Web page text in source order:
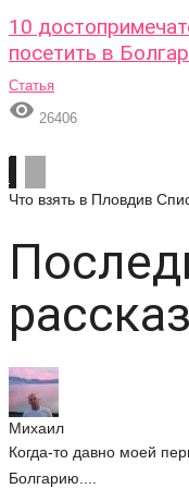
10
посетить в
Статья
 26406
Что взять в Пловдив
Михаил
Когда-то давно моей
Болгарию....